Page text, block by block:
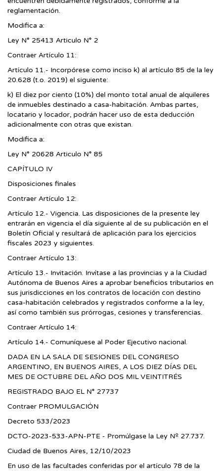
reglamentación.
Modifica a:
Ley N° 25413 Articulo N° 2
Contraer Artículo 11:
Artículo 11.- Incorpórese como inciso k) al artículo 85 de la ley
20.628 (t.o. 2019) el siguiente:
k) El diez por ciento (10%) del monto total anual de alquileres
de inmuebles destinado a casa-habitación. Ambas partes,
locatario y locador, podrán hacer uso de esta deducción
adicionalmente con otras que existan.
Modifica a:
Ley N° 20628 Articulo N° 85
CAPÍTULO IV
Disposiciones finales
Contraer Artículo 12:
Artículo 12.- Vigencia. Las disposiciones de la presente ley
entrarán en vigencia el día siguiente al de su publicación en el
Boletín Oficial y resultará de aplicación para los ejercicios
fiscales 2023 y siguientes.
Contraer Artículo 13:
Artículo 13.- Invitación. Invítase a las provincias y a la Ciudad
Autónoma de Buenos Aires a aprobar beneficios tributarios en
sus jurisdicciones en los contratos de locación con destino
casa-habitación celebrados y registrados conforme a la ley,
así como también sus prórrogas, cesiones y transferencias.
Contraer Artículo 14:
Artículo 14.- Comuníquese al Poder Ejecutivo nacional.
DADA EN LA SALA DE SESIONES DEL CONGRESO
ARGENTINO, EN BUENOS AIRES, A LOS DIEZ DÍAS DEL
MES DE OCTUBRE DEL AÑO DOS MIL VEINTITRÉS
REGISTRADO BAJO EL N° 27737
Contraer PROMULGACIÓN
Decreto 533/2023
DCTO-2023-533-APN-PTE - Promúlgase la Ley Nº 27.737.
Ciudad de Buenos Aires, 12/10/2023
En uso de las facultades conferidas por el artículo 78 de la